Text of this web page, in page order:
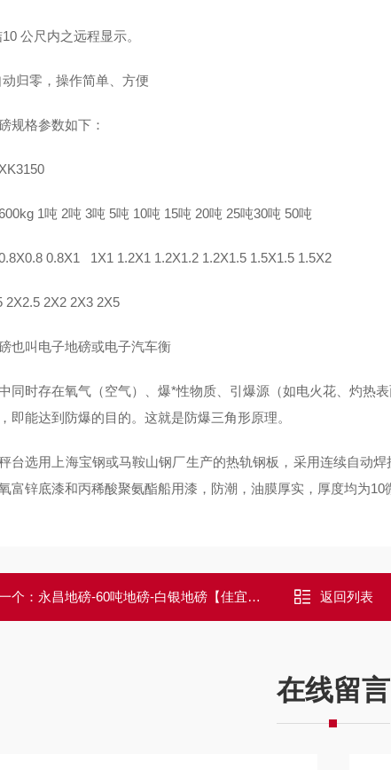
公尺内之远程显示。
动归零，操作简单、方便
规格参数如下：
1吨 2吨 3吨 5吨 10吨 15吨 20吨 25吨30吨 50吨
0.8X1 1X1 1.2X1 1.2X1.2 1.2X1.5 1.5X1.5 1.5X2
2X2.5 2X2 2X3 2X5
也叫电子地磅或电子汽车衡
同时存在氧气（空气）、爆*性物质、引爆源（如电火花、灼热
即能达到防爆的目的。这就是防爆三角形原理。
台选用上海宝钢或马鞍山钢厂生产的热轨钢板，采用连续自动
富锌底漆和丙稀酸聚氨酯船用漆，防潮，油膜厚实，厚度均为10
个： 永昌地磅-60吨地磅-白银地磅【佳宜电子】 返回列表
在线留言